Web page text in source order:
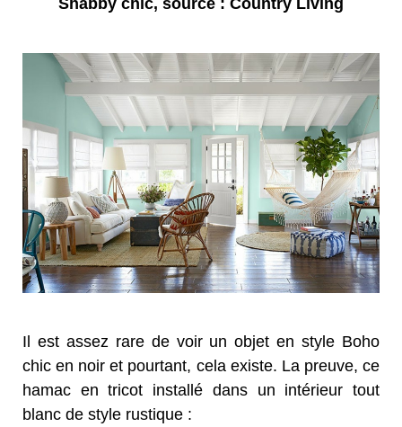
Il est assez rare de voir un objet en style Boho
chic en noir et pourtant, cela existe. La preuve, ce
hamac en tricot installé dans un intérieur tout
blanc de style rustique :